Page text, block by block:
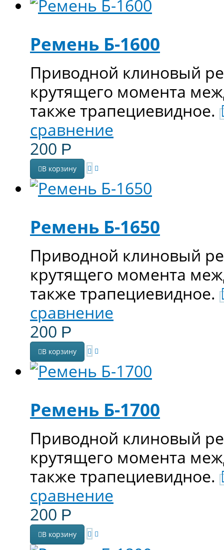
Ремень Б-1600
Приводной клиновый
крутящего момента
также трапециевидное.
сравнение
200 Р
В корзину
Ремень Б-1650
Приводной клиновый
крутящего момента
также трапециевидное.
сравнение
200 Р
В корзину
Ремень Б-1700
Приводной клиновый
крутящего момента
также трапециевидное.
сравнение
200 Р
В корзину